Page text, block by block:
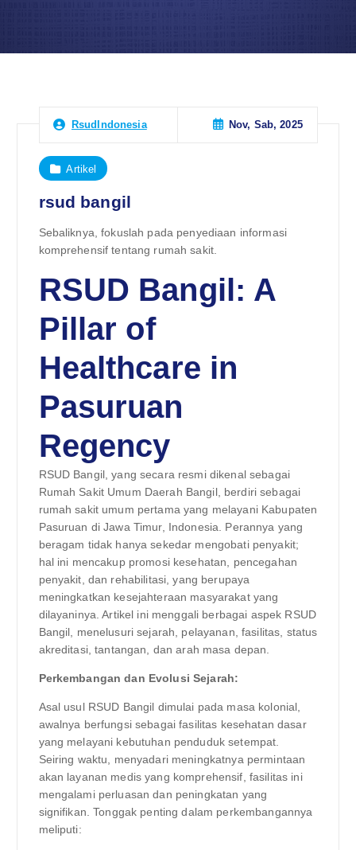
RsudIndonesia Nov, Sab, 2025
Artikel
rsud bangil
Sebaliknya, fokuslah pada penyediaan informasi
komprehensif tentang rumah sakit.
RSUD Bangil: A
Pillar of
Healthcare in
Pasuruan
Regency
RSUD Bangil, yang secara resmi dikenal sebagai
Rumah Sakit Umum Daerah Bangil, berdiri sebagai
rumah sakit umum pertama yang melayani Kabupaten
Pasuruan di Jawa Timur, Indonesia. Perannya yang
beragam tidak hanya sekedar mengobati penyakit;
hal ini mencakup promosi kesehatan, pencegahan
penyakit, dan rehabilitasi, yang berupaya
meningkatkan kesejahteraan masyarakat yang
dilayaninya. Artikel ini menggali berbagai aspek RSUD
Bangil, menelusuri sejarah, pelayanan, fasilitas, status
akreditasi, tantangan, dan arah masa depan.
Perkembangan dan Evolusi Sejarah:
Asal usul RSUD Bangil dimulai pada masa kolonial,
awalnya berfungsi sebagai fasilitas kesehatan dasar
yang melayani kebutuhan penduduk setempat.
Seiring waktu, menyadari meningkatnya permintaan
akan layanan medis yang komprehensif, fasilitas ini
mengalami perluasan dan peningkatan yang
signifikan. Tonggak penting dalam perkembangannya
meliputi: